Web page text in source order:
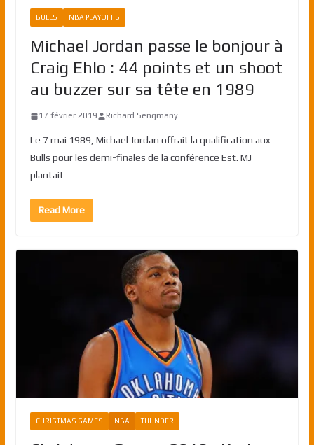
BULLS NBA PLAYOFFS
Michael Jordan passe le bonjour à
Craig Ehlo : 44 points et un shoot
au buzzer sur sa tête en 1989
17 février 2019 Richard Sengmany
Le 7 mai 1989, Michael Jordan offrait la qualification aux
Bulls pour les demi-finales de la conférence Est. MJ
plantait
Read More
CHRISTMAS GAMES NBA THUNDER